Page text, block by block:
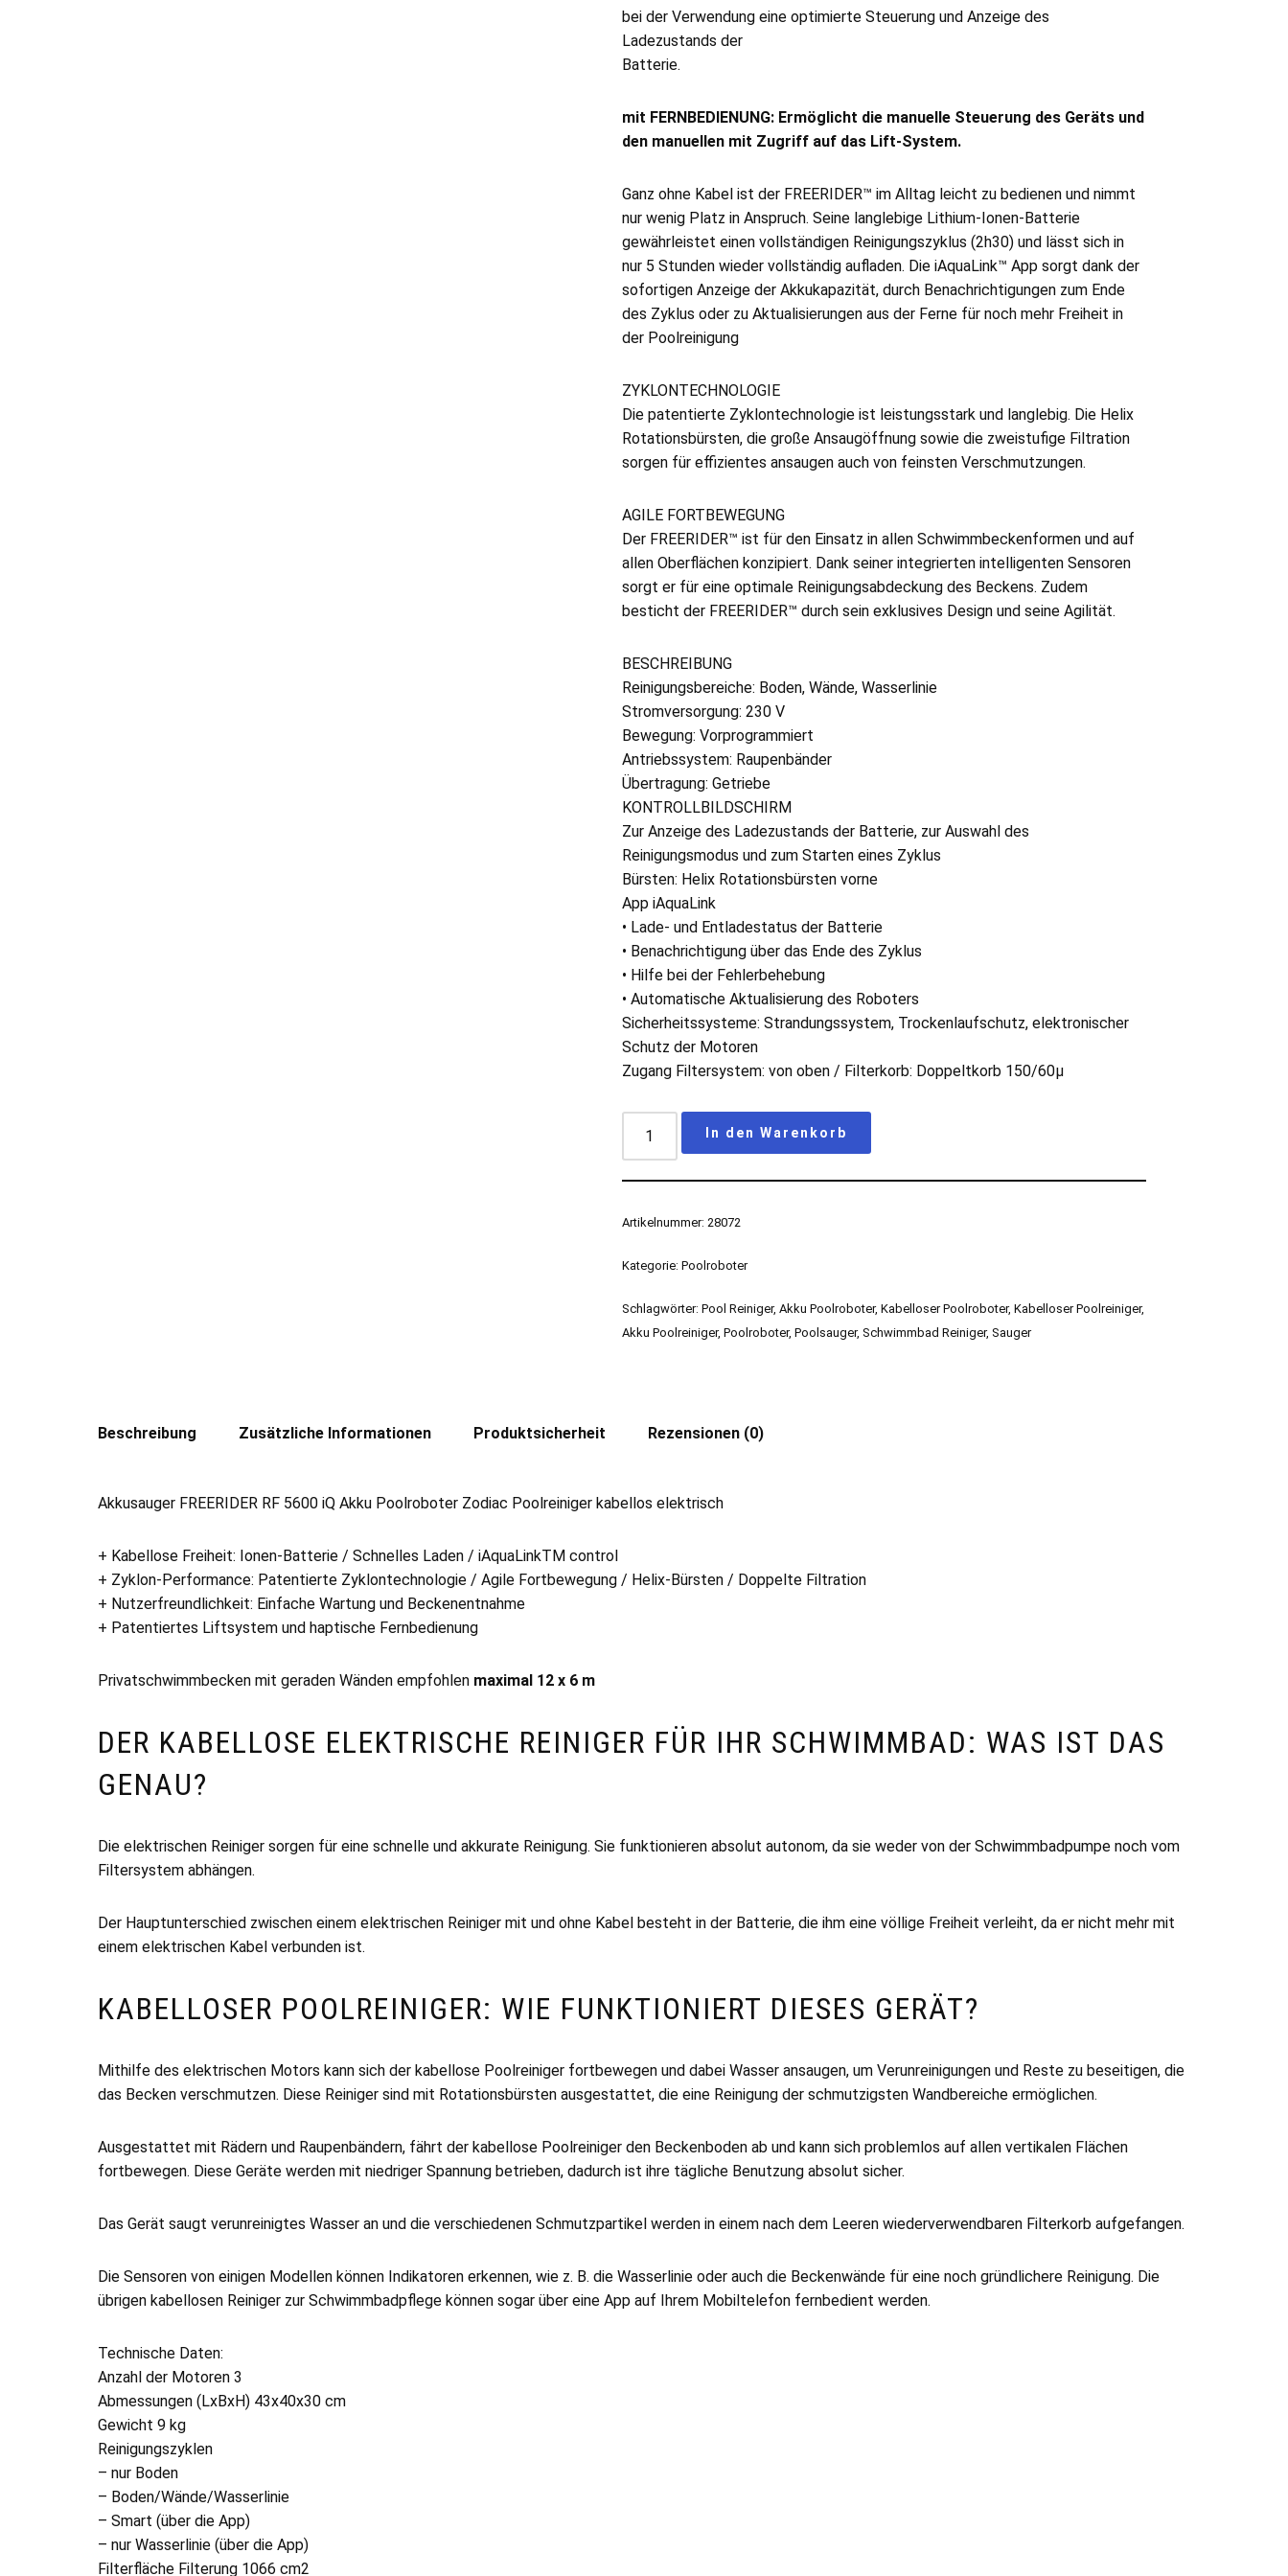
bei der Verwendung eine optimierte Steuerung und Anzeige des
Ladezustands der
Batterie.
mit FERNBEDIENUNG: Ermöglicht die manuelle Steuerung des Geräts und
den manuellen mit Zugriff auf das Lift-System.
Ganz ohne Kabel ist der FREERIDER™ im Alltag leicht zu bedienen und nimmt
nur wenig Platz in Anspruch. Seine langlebige Lithium-Ionen-Batterie
gewährleistet einen vollständigen Reinigungszyklus (2h30) und lässt sich in
nur 5 Stunden wieder vollständig aufladen. Die iAquaLink™ App sorgt dank der
sofortigen Anzeige der Akkukapazität, durch Benachrichtigungen zum Ende
des Zyklus oder zu Aktualisierungen aus der Ferne für noch mehr Freiheit in
der Poolreinigung
ZYKLONTECHNOLOGIE
Die patentierte Zyklontechnologie ist leistungsstark und langlebig. Die Helix
Rotationsbürsten, die große Ansaugöffnung sowie die zweistufige Filtration
sorgen für effizientes ansaugen auch von feinsten Verschmutzungen.
AGILE FORTBEWEGUNG
Der FREERIDER™ ist für den Einsatz in allen Schwimmbeckenformen und auf
allen Oberflächen konzipiert. Dank seiner integrierten intelligenten Sensoren
sorgt er für eine optimale Reinigungsabdeckung des Beckens. Zudem
besticht der FREERIDER™ durch sein exklusives Design und seine Agilität.
BESCHREIBUNG
Reinigungsbereiche: Boden, Wände, Wasserlinie
Stromversorgung: 230 V
Bewegung: Vorprogrammiert
Antriebssystem: Raupenbänder
Übertragung: Getriebe
KONTROLLBILDSCHIRM
Zur Anzeige des Ladezustands der Batterie, zur Auswahl des
Reinigungsmodus und zum Starten eines Zyklus
Bürsten: Helix Rotationsbürsten vorne
App iAquaLink
• Lade- und Entladestatus der Batterie
• Benachrichtigung über das Ende des Zyklus
• Hilfe bei der Fehlerbehebung
• Automatische Aktualisierung des Roboters
Sicherheitssysteme: Strandungssystem, Trockenlaufschutz, elektronischer
Schutz der Motoren
Zugang Filtersystem: von oben / Filterkorb: Doppeltkorb 150/60µ
In den Warenkorb
Artikelnummer:28072
Kategorie:Poolroboter
Schlagwörter:Pool Reiniger,Akku Poolroboter,Kabelloser Poolroboter,Kabelloser Poolreiniger,
Akku Poolreiniger,Poolroboter,Poolsauger,Schwimmbad Reiniger,Sauger
Beschreibung Zusätzliche Informationen Produktsicherheit Rezensionen (0)
Akkusauger FREERIDER RF 5600 iQ Akku Poolroboter Zodiac Poolreiniger kabellos elektrisch
+ Kabellose Freiheit: Ionen-Batterie / Schnelles Laden / iAquaLinkTM control
+ Zyklon-Performance: Patentierte Zyklontechnologie / Agile Fortbewegung / Helix-Bürsten / Doppelte Filtration
+ Nutzerfreundlichkeit: Einfache Wartung und Beckenentnahme
+ Patentiertes Liftsystem und haptische Fernbedienung
Privatschwimmbecken mit geraden Wänden empfohlen maximal 12 x 6 m
DER KABELLOSE ELEKTRISCHE REINIGER FÜR IHR SCHWIMMBAD: WAS IST DAS
GENAU?
Die elektrischen Reiniger sorgen für eine schnelle und akkurate Reinigung. Sie funktionieren absolut autonom, da sie weder von der Schwimmbadpumpe noch vom
Filtersystem abhängen.
Der Hauptunterschied zwischen einem elektrischen Reiniger mit und ohne Kabel besteht in der Batterie, die ihm eine völlige Freiheit verleiht, da er nicht mehr mit
einem elektrischen Kabel verbunden ist.
KABELLOSER POOLREINIGER: WIE FUNKTIONIERT DIESES GERÄT?
Mithilfe des elektrischen Motors kann sich der kabellose Poolreiniger fortbewegen und dabei Wasser ansaugen, um Verunreinigungen und Reste zu beseitigen, die
das Becken verschmutzen. Diese Reiniger sind mit Rotationsbürsten ausgestattet, die eine Reinigung der schmutzigsten Wandbereiche ermöglichen.
Ausgestattet mit Rädern und Raupenbändern, fährt der kabellose Poolreiniger den Beckenboden ab und kann sich problemlos auf allen vertikalen Flächen
fortbewegen. Diese Geräte werden mit niedriger Spannung betrieben, dadurch ist ihre tägliche Benutzung absolut sicher.
Das Gerät saugt verunreinigtes Wasser an und die verschiedenen Schmutzpartikel werden in einem nach dem Leeren wiederverwendbaren Filterkorb aufgefangen.
Die Sensoren von einigen Modellen können Indikatoren erkennen, wie z. B. die Wasserlinie oder auch die Beckenwände für eine noch gründlichere Reinigung. Die
übrigen kabellosen Reiniger zur Schwimmbadpflege können sogar über eine App auf Ihrem Mobiltelefon fernbedient werden.
Technische Daten:
Anzahl der Motoren 3
Abmessungen (LxBxH) 43x40x30 cm
Gewicht 9 kg
Reinigungszyklen
– nur Boden
– Boden/Wände/Wasserlinie
– Smart (über die App)
– nur Wasserlinie (über die App)
Filterfläche Filterung 1066 cm2